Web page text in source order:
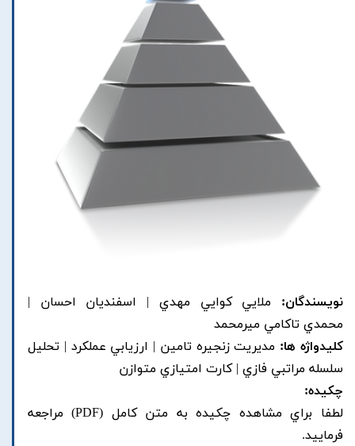
نویسندگان: ملايي کوايي مهدي | اسفنديان احسان |
محمدي تاکامي ميرمحمد
کلیدواژه ها: مديريت زنجيره تامين | ارزيابي عملکرد | تحليل
سلسله مراتبي فازي | کارت امتيازي متوازن
چکیده:
لطفا براي مشاهده چکيده به متن کامل (PDF) مراجعه
فرماييد.